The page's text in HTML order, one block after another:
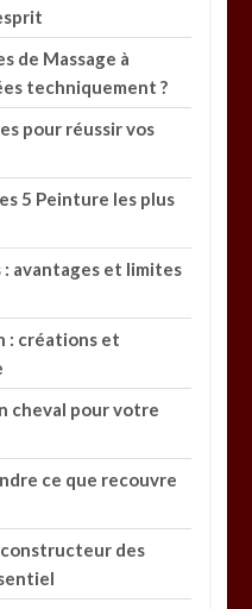
de Massage à
techniquement ?
pour réussir vos
5 Peinture les plus
: avantages et limites
: créations et
cheval pour votre
ce que recouvre
des